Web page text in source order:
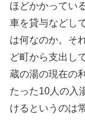
ほどかかってい
車を貸与などし
は何なのか。そ
ど町から支出し
蔵の湯の現在の
たった10人の入
けるというのは